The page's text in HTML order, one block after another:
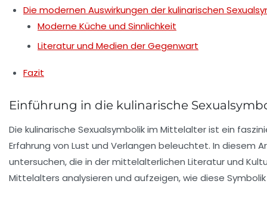
Die modernen Auswirkungen der kulinarischen
Moderne Küche und Sinnlichkeit
Literatur und Medien der Gegenwart
Fazit
Einführung in die kulinarische
Die kulinarische Sexualsymbolik im Mittelalter ist ein
Erfahrung von Lust und Verlangen beleuchtet. In diesem
untersuchen, die in der mittelalterlichen Literatur und
Mittelalters analysieren und aufzeigen, wie diese